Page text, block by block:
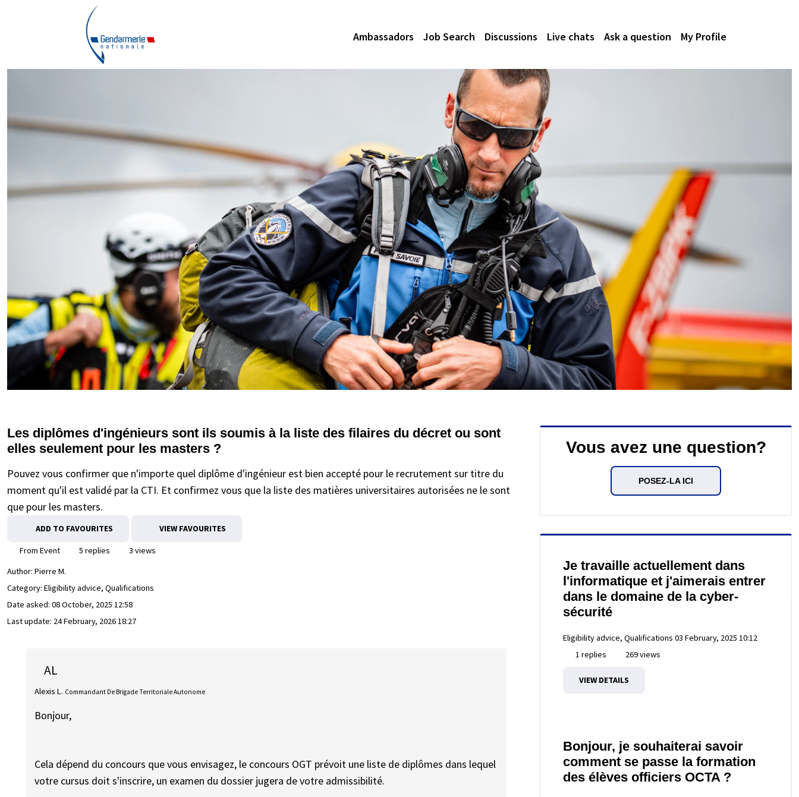
Ambassadors Job Search Discussions Live chats Ask a question My Profile
Les diplômes d'ingénieurs sont ils soumis à la liste des filaires du décret ou sont
elles seulement pour les masters ?
Pouvez vous confirmer que n'importe quel diplôme d'ingénieur est bien accepté pour le recrutement sur titre du
moment qu'il est validé par la CTI. Et confirmez vous que la liste des matières universitaires autorisées ne le sont
que pour les masters.
ADD TO FAVOURITES VIEW FAVOURITES
From Event 5 replies
3 views
Author: Pierre M.
Category: Eligibility advice, Qualifications
Date asked: 08 October, 2025 12:58
Last update: 24 February, 2026 18:27
AL
Alexis L. Commandant De Brigade Territoriale Autonome
Bonjour,
Cela dépend du concours que vous envisagez, le concours OGT prévoit une liste de diplômes dans lequel
votre cursus doit s'inscrire, un examen du dossier jugera de votre admissibilité.
Vous avez une question?
POSEZ-LA ICI
Je travaille actuellement dans
l'informatique et j'aimerais entrer
dans le domaine de la cyber-
sécurité
Eligibility advice, Qualifications 03 February, 2025 10:12
1 replies
269 views
VIEW DETAILS
Bonjour, je souhaiterai savoir
comment se passe la formation
des élèves officiers OCTA ?